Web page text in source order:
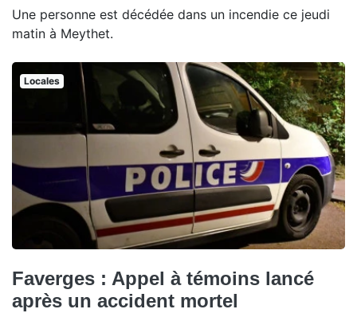
Une personne est décédée dans un incendie ce jeudi
matin à Meythet.
Locales
Faverges : Appel à témoins lancé
après un accident mortel